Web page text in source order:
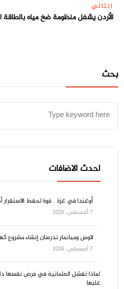
التالي
الأردن يشغل منظومة ضخ مياه
بحث
احدث الاضافات
أوغندا في غزة .. قوة لحفظ الاستقرار
7 أغسطس، 2026
لاوس وميانمار تدرسان إنشاء مشروع
7 أغسطس، 2026
لماذا تفشل العلمانية في فرض نفسها
عليها